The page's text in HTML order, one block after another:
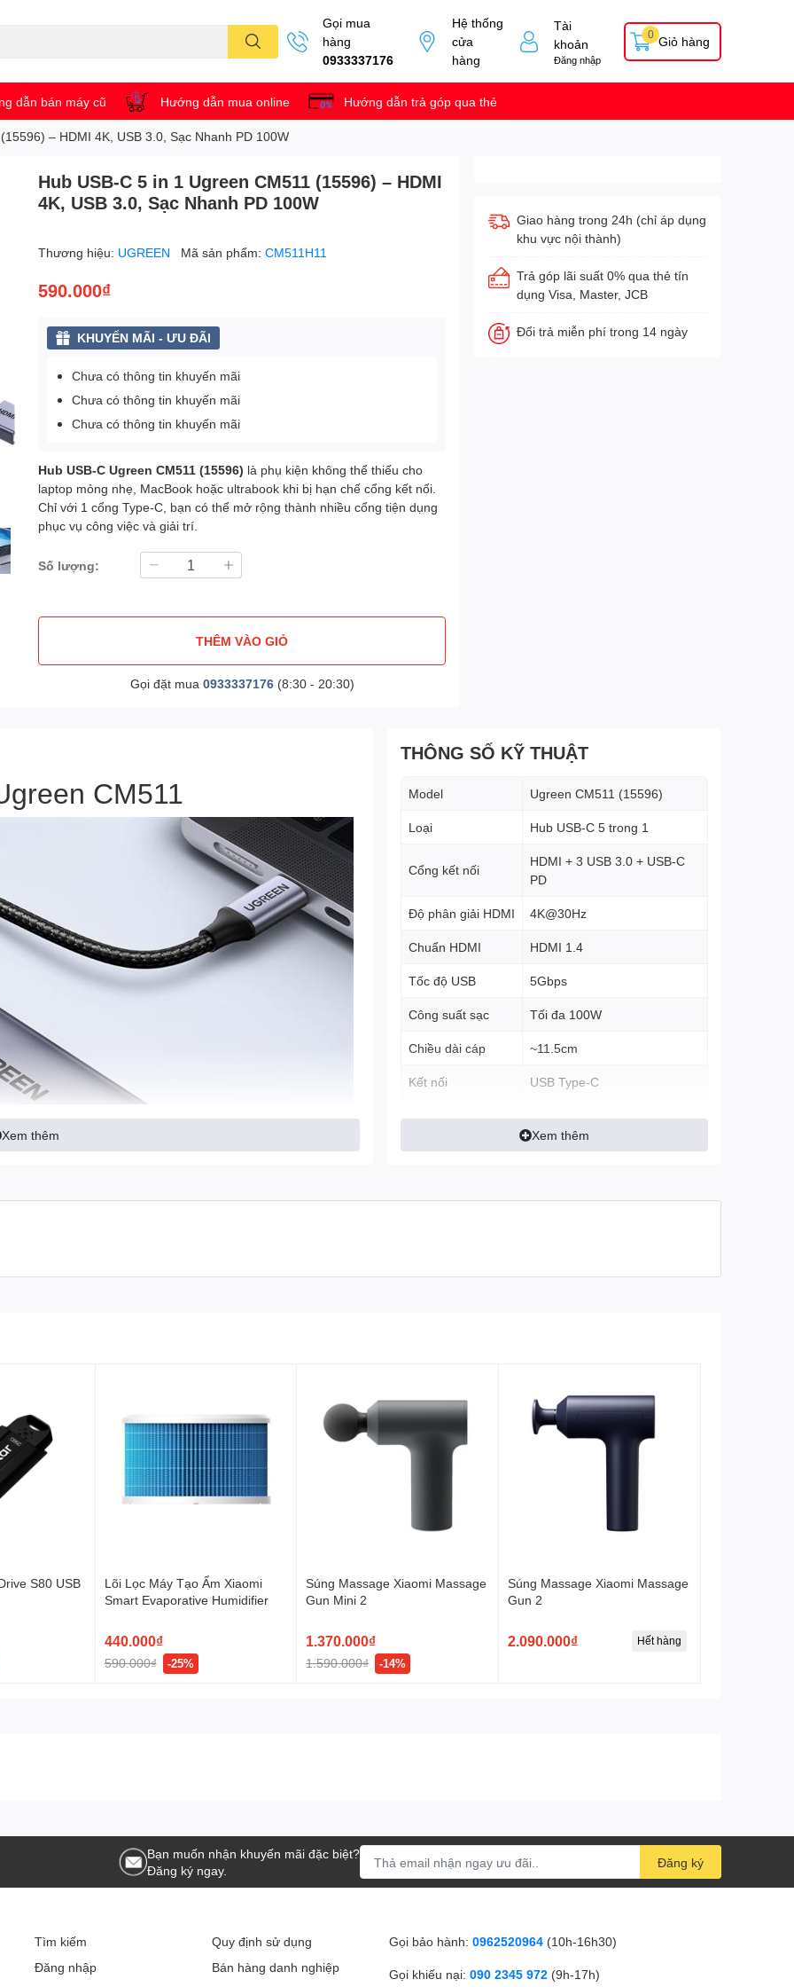
Gọi mua
hàng
0933337176
Hệ thống
cửa
hàng
Tài
khoản
Đăng nhập
Giỏ hàng
0
dẫn bán máy cũ Hướng dẫn mua online Hướng dẫn trả góp qua thẻ
– HDMI 4K, USB 3.0, Sạc Nhanh PD 100W
Hub USB-C 5 in 1 Ugreen CM511 (15596) – HDMI
4K, USB 3.0, Sạc Nhanh PD 100W
Thương hiệu: UGREEN Mã sản phẩm:CM511H11
590.000₫
KHUYẾN MÃI - ƯU ĐÃI
Chưa có thông tin khuyến mãi
Chưa có thông tin khuyến mãi
Chưa có thông tin khuyến mãi
Hub USB-C Ugreen CM511 (15596) là phụ kiện không thể thiếu cho
laptop mỏng nhẹ, MacBook hoặc ultrabook khi bị hạn chế cổng kết nối.
Chỉ với 1 cổng Type-C, bạn có thể mở rộng thành nhiều cổng tiện dụng
phục vụ công việc và giải trí.
Số lượng:
THÊM VÀO GIỎ
Gọi đặt mua 0933337176(8:30 - 20:30)
Giao hàng trong 24h (chỉ áp dụng
khu vực nội thành)
Trả góp lãi suất 0% qua thẻ tín
dụng Visa, Master, JCB
Đổi trả miễn phí trong 14 ngày
CM511
Xem thêm
THÔNG SỐ KỸ THUẬT
Model Ugreen CM511 (15596)
Loại Hub USB-C 5 trong 1
Cổng kết nối
HDMI + 3 USB 3.0 + USB-C
PD
Độ phân giải HDMI 4K@30Hz
Chuẩn HDMI HDMI 1.4
Tốc độ USB 5Gbps
Công suất sạc Tối đa 100W
Chiều dài cáp ~11.5cm
Kết nối USB Type-C
Laptop, MacBook, điện thoại
hỗ trợ Type-C
Xem thêm
S80 USB
Lõi Lọc Máy Tạo Ẩm Xiaomi
Smart Evaporative Humidifier
440.000₫
590.000₫ -25%
Súng Massage Xiaomi Massage
Gun Mini 2
1.370.000₫
1.590.000₫ -14%
Súng Massage Xiaomi Massage
Gun 2
2.090.000₫ Hết hàng
Bạn muốn nhận khuyến mãi đặc biệt?
Đăng ký ngay.
Đăng ký
Tìm kiếm
Đăng nhập
Quy định sử dụng
Bán hàng danh nghiệp
Gọi bảo hành: 0962520964 (10h-16h30)
Gọi khiếu nại: 090 2345 972 (9h-17h)